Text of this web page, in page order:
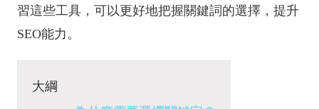
習這些工具，可以更好地把握關鍵詞的選擇，提升
SEO能力。
大綱